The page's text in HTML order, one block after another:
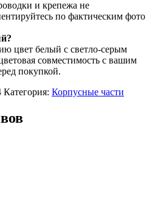
и крепежа не
по фактическим фото
цвет белый с светло‑серым
совместимость с вашим
покупкой.
Категория: Корпусные части